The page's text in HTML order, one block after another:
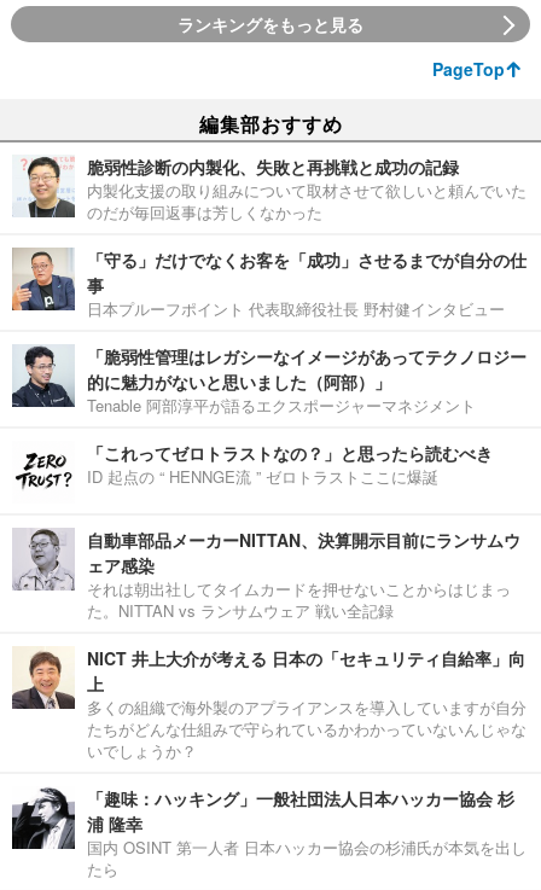
ランキングをもっと見る
PageTop
編集部おすすめ
脆弱性診断の内製化、失敗と再挑戦と成功の記録
内製化支援の取り組みについて取材させて欲しいと頼んでいた
のだが毎回返事は芳しくなかった
「守る」だけでなくお客を「成功」させるまでが自分の仕
事
日本プルーフポイント 代表取締役社長 野村健インタビュー
「脆弱性管理はレガシーなイメージがあってテクノロジー
的に魅力がないと思いました（阿部）」
Tenable 阿部淳平が語るエクスポージャーマネジメント
「これってゼロトラストなの？」と思ったら読むべき
ID 起点の “ HENNGE流 ” ゼロトラストここに爆誕
自動車部品メーカーNITTAN、決算開示目前にランサムウ
ェア感染
それは朝出社してタイムカードを押せないことからはじまっ
た。NITTAN vs ランサムウェア 戦い全記録
NICT 井上大介が考える 日本の「セキュリティ自給率」向
上
多くの組織で海外製のアプライアンスを導入していますが自分
たちがどんな仕組みで守られているかわかっていないんじゃな
いでしょうか？
「趣味：ハッキング」一般社団法人日本ハッカー協会 杉
浦 隆幸
国内 OSINT 第一人者 日本ハッカー協会の杉浦氏が本気を出し
たら